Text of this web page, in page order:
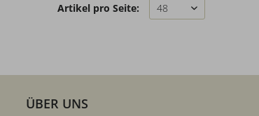
Artikel pro Seite:
ÜBER UNS